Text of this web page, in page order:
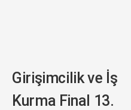
Girişimcilik ve İş
Kurma Final 13.